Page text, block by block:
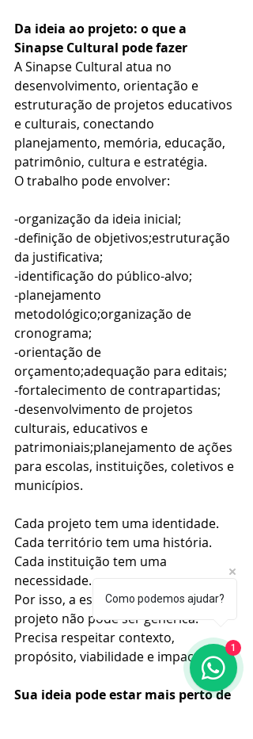
Da ideia ao projeto: o que a
Sinapse Cultural pode fazer
A Sinapse Cultural atua no
desenvolvimento, orientação e
estruturação de projetos educativos
e culturais, conectando
planejamento, memória, educação,
patrimônio, cultura e estratégia.
O trabalho pode envolver:
-organização da ideia inicial;
-definição de objetivos;estruturação
da justificativa;
-identificação do público-alvo;
-planejamento
metodológico;organização de
cronograma;
-orientação de
orçamento;adequação para editais;
-fortalecimento de contrapartidas;
-desenvolvimento de projetos
culturais, educativos e
patrimoniais;planejamento de ações
para escolas, instituições, coletivos e
municípios.
Cada projeto tem uma identidade.
Cada território tem uma história.
Cada instituição tem uma
necessidade.
Por isso, a estruturação de um
projeto não pode ser genérica.
Precisa respeitar contexto,
propósito, viabilidade e impacto.
Sua ideia pode estar mais perto de
Como podemos ajudar?
1